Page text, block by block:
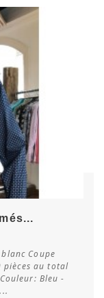
Coupe
pièces au total
Bleu -